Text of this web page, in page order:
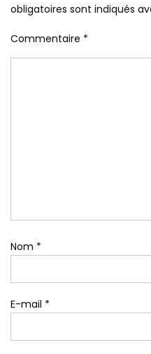
obligatoires sont indiqués
Commentaire *
Nom *
E-mail *